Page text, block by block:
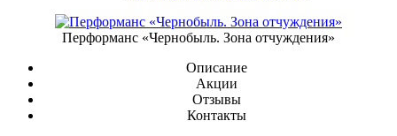
Перформанс «Чернобыль. Зона отчуждения»
Описание
Акции
Отзывы
Контакты